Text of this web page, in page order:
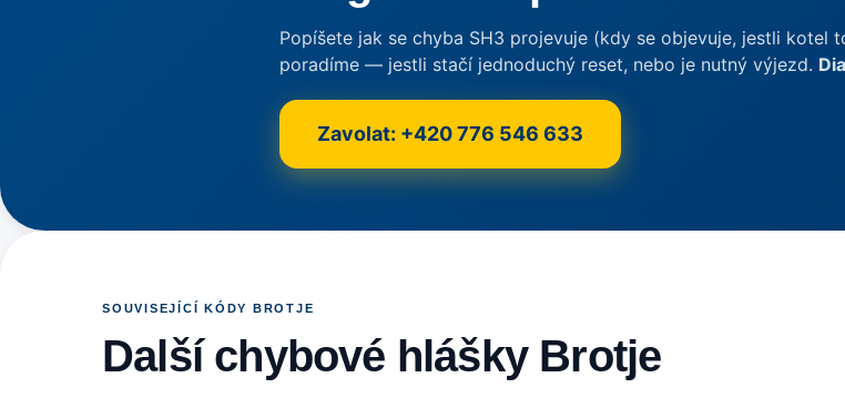
Popíšete jak se chyba SH3 projevuje (kdy se objevuje, jestli kotel
poradíme — jestli stačí jednoduchý reset, nebo je nutný výjezd.
Zavolat: +420 776 546 633
SOUVISEJÍCÍ KÓDY BROTJE
Další chybové hlášky Brotje